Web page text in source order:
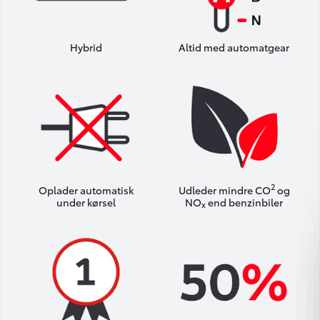
Hybrid Altid med automatgear
Oplader automatisk
under kørsel
Udleder mindre CO2og
NOxend benzinbiler